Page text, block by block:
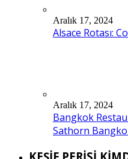
Aralık 17, 2024
Alsace Rotası:
Aralık 17, 2024
Bangkok
Sathorn